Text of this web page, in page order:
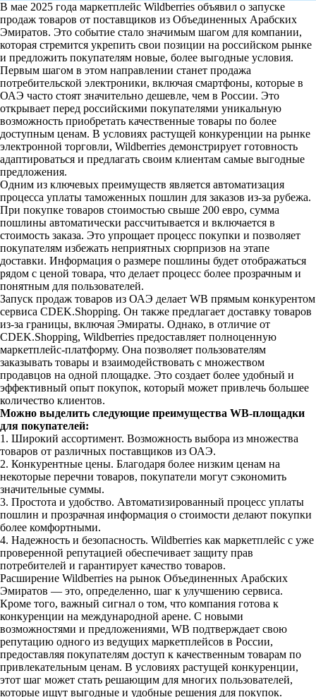
В мае 2025 года маркетплейс Wildberries объявил о запуске
продаж товаров от поставщиков из Объединенных Арабских
Эмиратов. Это событие стало значимым шагом для компании,
которая стремится укрепить свои позиции на российском рынке
и предложить покупателям новые, более выгодные условия.
Первым шагом в этом направлении станет продажа
потребительской электроники, включая смартфоны, которые в
ОАЭ часто стоят значительно дешевле, чем в России. Это
открывает перед российскими покупателями уникальную
возможность приобретать качественные товары по более
доступным ценам. В условиях растущей конкуренции на рынке
электронной торговли, Wildberries демонстрирует готовность
адаптироваться и предлагать своим клиентам самые выгодные
предложения.
Одним из ключевых преимуществ является автоматизация
процесса уплаты таможенных пошлин для заказов из-за рубежа.
При покупке товаров стоимостью свыше 200 евро, сумма
пошлины автоматически рассчитывается и включается в
стоимость заказа. Это упрощает процесс покупки и позволяет
покупателям избежать неприятных сюрпризов на этапе
доставки. Информация о размере пошлины будет отображаться
рядом с ценой товара, что делает процесс более прозрачным и
понятным для пользователей.
Запуск продаж товаров из ОАЭ делает WB прямым конкурентом
сервиса CDEK.Shopping. Он также предлагает доставку товаров
из-за границы, включая Эмираты. Однако, в отличие от
CDEK.Shopping, Wildberries предоставляет полноценную
маркетплейс-платформу. Она позволяет пользователям
заказывать товары и взаимодействовать с множеством
продавцов на одной площадке. Это создает более удобный и
эффективный опыт покупок, который может привлечь большее
количество клиентов.
Можно выделить следующие преимущества WB-площадки
для покупателей:
1. Широкий ассортимент. Возможность выбора из множества
товаров от различных поставщиков из ОАЭ.
2. Конкурентные цены. Благодаря более низким ценам на
некоторые перечни товаров, покупатели могут сэкономить
значительные суммы.
3. Простота и удобство. Автоматизированный процесс уплаты
пошлин и прозрачная информация о стоимости делают покупки
более комфортными.
4. Надежность и безопасность. Wildberries как маркетплейс с уже
проверенной репутацией обеспечивает защиту прав
потребителей и гарантирует качество товаров.
Расширение Wildberries на рынок Объединенных Арабских
Эмиратов — это, определенно, шаг к улучшению сервиса.
Кроме того, важный сигнал о том, что компания готова к
конкуренции на международной арене. С новыми
возможностями и предложениями, WB подтверждает свою
репутацию одного из ведущих маркетплейсов в России,
предоставляя покупателям доступ к качественным товарам по
привлекательным ценам. В условиях растущей конкуренции,
этот шаг может стать решающим для многих пользователей,
которые ищут выгодные и удобные решения для покупок.